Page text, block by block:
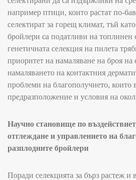
например птици, които растат по-
селектират за горещ климат, тъй
бройлери са податливи на топлинен
генетичната селекция на пилета
приоритет на намаляване на броя на
намаляването на контактния
проблеми на благополучието, които
предразположение и условия на
Научно становище по
отглеждане и управлението на
разплодните бройлери
Поради селекцията за бърз растеж и